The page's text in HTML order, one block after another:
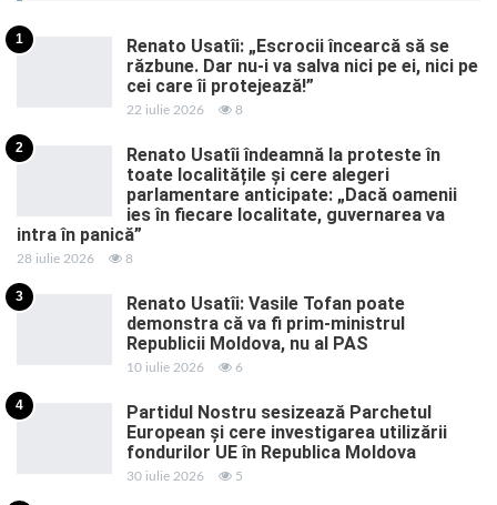
1
Renato Usatîi: „Escrocii încearcă să se
răzbune. Dar nu-i va salva nici pe ei, nici pe
cei care îi protejează!”
22 iulie 2026 8
2
Renato Usatîi îndeamnă la proteste în
toate localitățile și cere alegeri
parlamentare anticipate: „Dacă oamenii
ies în fiecare localitate, guvernarea va
intra în panică”
28 iulie 2026 8
3
Renato Usatîi: Vasile Tofan poate
demonstra că va fi prim-ministrul
Republicii Moldova, nu al PAS
10 iulie 2026 6
4
Partidul Nostru sesizează Parchetul
European și cere investigarea utilizării
fondurilor UE în Republica Moldova
30 iulie 2026 5